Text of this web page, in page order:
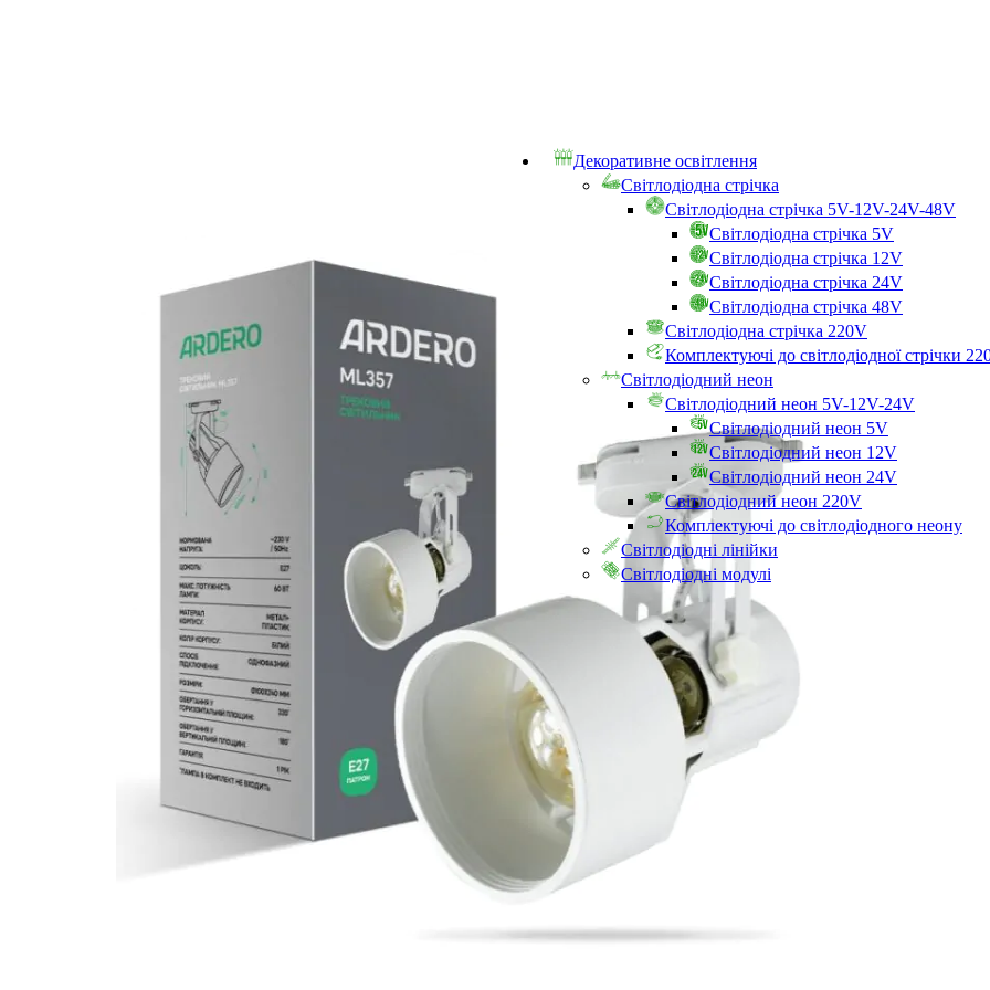
Декоративне освітлення
Світлодіодна стрічка
Світлодіодна стрічка 5V-12V-24V-48V
Світлодіодна стрічка 5V
Світлодіодна стрічка 12V
Світлодіодна стрічка 24V
Світлодіодна стрічка 48V
Світлодіодна стрічка 220V
Комплектуючі до світлодіодної стрічки
Світлодіодний неон
Світлодіодний неон 5V-12V-24V
Світлодіодний неон 5V
Світлодіодний неон 12V
Світлодіодний неон 24V
Світлодіодний неон 220V
Комплектуючі до світлодіодного неону
Світлодіодні лінійки
Світлодіодні модулі